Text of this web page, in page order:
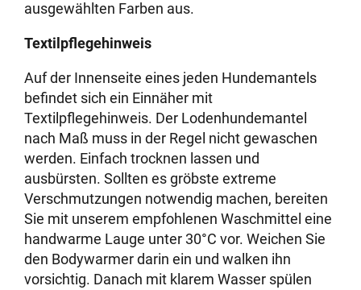
ausgewählten Farben aus.
Textilpflegehinweis
Auf der Innenseite eines jeden Hundemantels
befindet sich ein Einnäher mit
Textilpflegehinweis. Der Lodenhundemantel
nach Maß muss in der Regel nicht gewaschen
werden. Einfach trocknen lassen und
ausbürsten. Sollten es gröbste extreme
Verschmutzungen notwendig machen, bereiten
Sie mit unserem empfohlenen Waschmittel eine
handwarme Lauge unter 30°C vor. Weichen Sie
den Bodywarmer darin ein und walken ihn
vorsichtig. Danach mit klarem Wasser spülen